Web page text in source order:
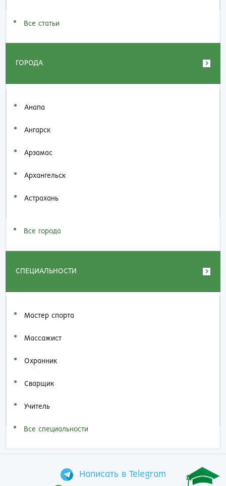
Все статьи
ГОРОДА
Анапа
Ангарск
Арзамас
Архангельск
Астрахань
Все города
СПЕЦИАЛЬНОСТИ
Мастер спорта
Массажист
Охранник
Сварщик
Учитель
Все специальности
Написать в Telegram